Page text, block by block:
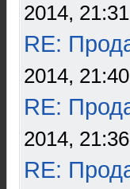
2014, 21:31
RE:
2014, 21:40
RE:
2014, 21:36
RE: